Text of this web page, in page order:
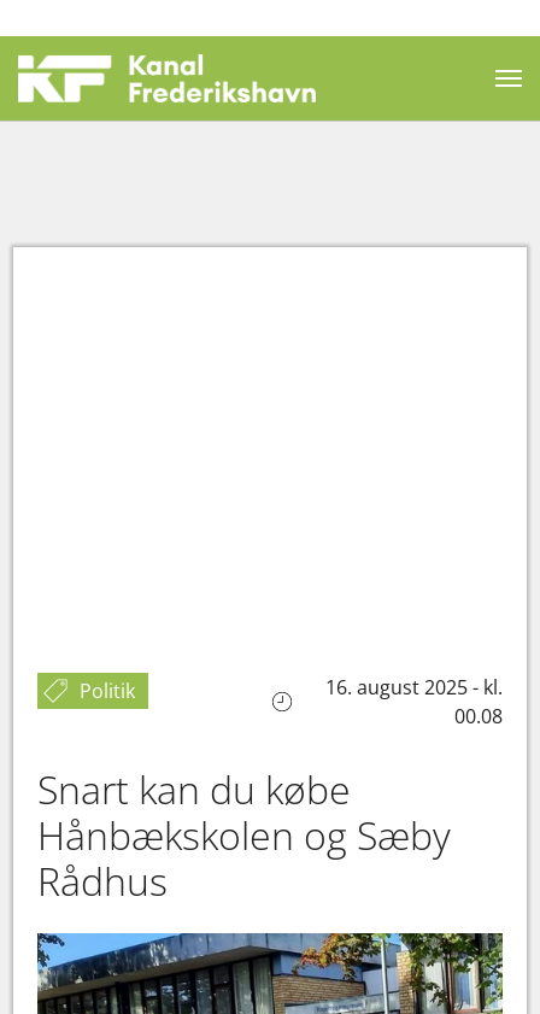
Politik
16. august 2025 - kl.
00.08
Snart kan du købe
Hånbækskolen og Sæby
Rådhus